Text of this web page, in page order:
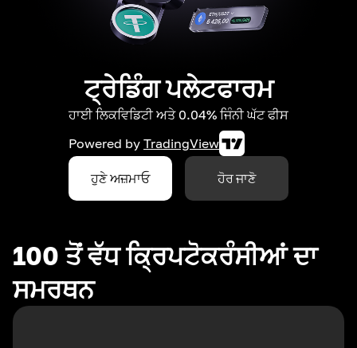
ਟ੍ਰੇਡਿੰਗ ਪਲੇਟਫਾਰਮ
ਹਾਈ ਲਿਕਵਿਡਿਟੀ ਅਤੇ 0.04% ਜਿੰਨੀ ਘੱਟ ਫੀਸ
Powered by TradingView
ਹੁਣੇ ਅਜ਼ਮਾਓ ਹੋਰ ਜਾਣੋ
100 ਤੋਂ ਵੱਧ ਕ੍ਰਿਪਟੋਕਰੰਸੀਆਂ ਦਾ
ਸਮਰਥਨ